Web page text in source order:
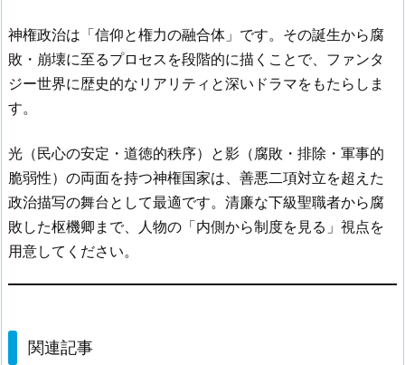
神権政治は「信仰と権力の融合体」です。その誕生から腐
敗・崩壊に至るプロセスを段階的に描くことで、ファンタ
ジー世界に歴史的なリアリティと深いドラマをもたらしま
す。
光（民心の安定・道徳的秩序）と影（腐敗・排除・軍事的
脆弱性）の両面を持つ神権国家は、善悪二項対立を超えた
政治描写の舞台として最適です。清廉な下級聖職者から腐
敗した枢機卿まで、人物の「内側から制度を見る」視点を
用意してください。
関連記事